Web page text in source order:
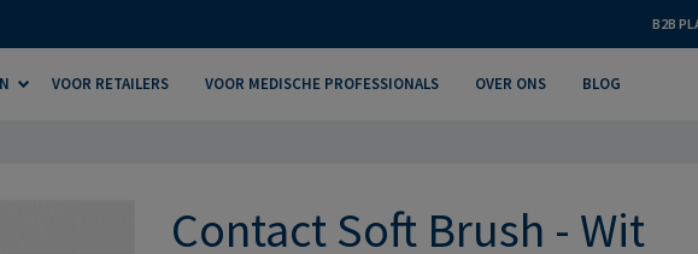
B2B
VOOR RETAILERS VOOR MEDISCHE PROFESSIONALS OVER ONS BLOG
Contact Soft Brush - Wit